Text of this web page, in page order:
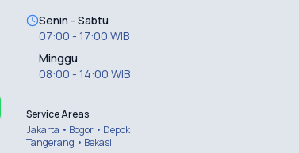
Senin - Sabtu
07:00 - 17:00 WIB
Minggu
08:00 - 14:00 WIB
Service Areas
Jakarta • Bogor • Depok
Tangerang • Bekasi